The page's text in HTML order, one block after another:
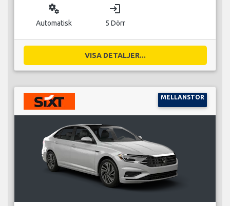
miscellaneous_services
Automatisk
login
5 Dörr
VISA DETALJER...
MELLANSTOR